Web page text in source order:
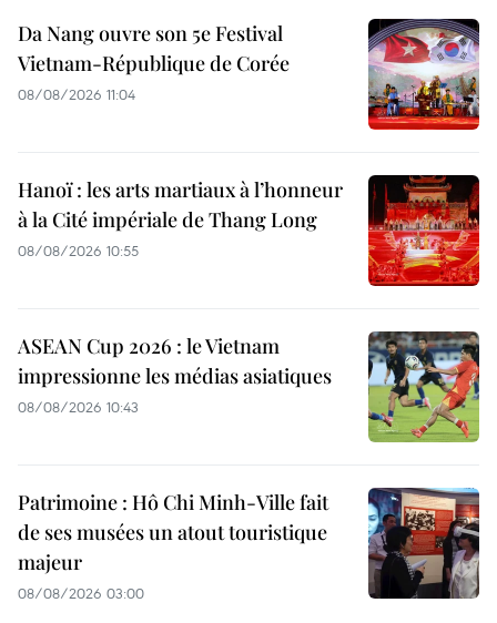
Da Nang ouvre son 5e Festival
Vietnam-République de Corée
08/08/2026 11:04
Hanoï : les arts martiaux à l’honneur
à la Cité impériale de Thang Long
08/08/2026 10:55
ASEAN Cup 2026 : le Vietnam
impressionne les médias asiatiques
08/08/2026 10:43
Patrimoine : Hô Chi Minh-Ville fait
de ses musées un atout touristique
majeur
08/08/2026 03:00